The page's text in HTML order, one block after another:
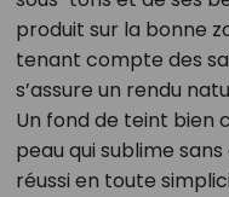
produit sur la bonne
tenant compte des
s’assure un rendu
Un fond de teint bien
peau qui sublime
réussi en toute